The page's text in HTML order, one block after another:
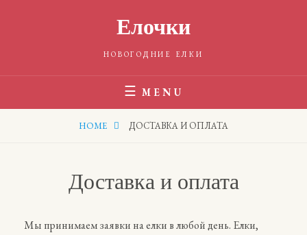
Елочки
НОВОГОДНИЕ ЕЛКИ
MENU
HOME ДОСТАВКА И ОПЛАТА
Доставка и оплата
Мы принимаем заявки на елки в любой день. Елки,